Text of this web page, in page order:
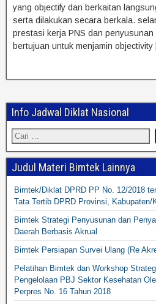
yang objectify dan berkaitan
serta dilakukan secara berkala.
prestasi kerja PNS dan
bertujuan untuk menjamin
Info Jadwal Diklat Nasional
Judul Materi Bimtek Lainnya
Bimtek/Diklat DPRD PP No. 12/2018
Tata Tertib DPRD Provinsi, Kabupaten/
Bimtek Strategi Penyusunan dan
Daerah Berbasis Akrual
Bimtek Persiapan Survei Ulang (Re
Pelatihan Bimtek dan Workshop
Pengelolaan PBJ Sektor Kesehatan
Perpres No. 16 Tahun 2018